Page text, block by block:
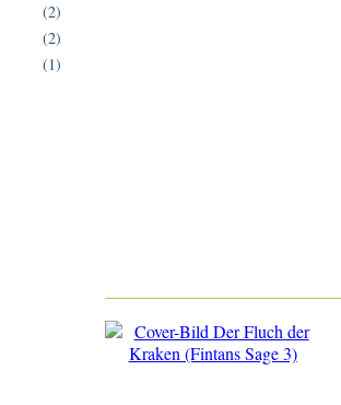
(2)
(2)
(1)